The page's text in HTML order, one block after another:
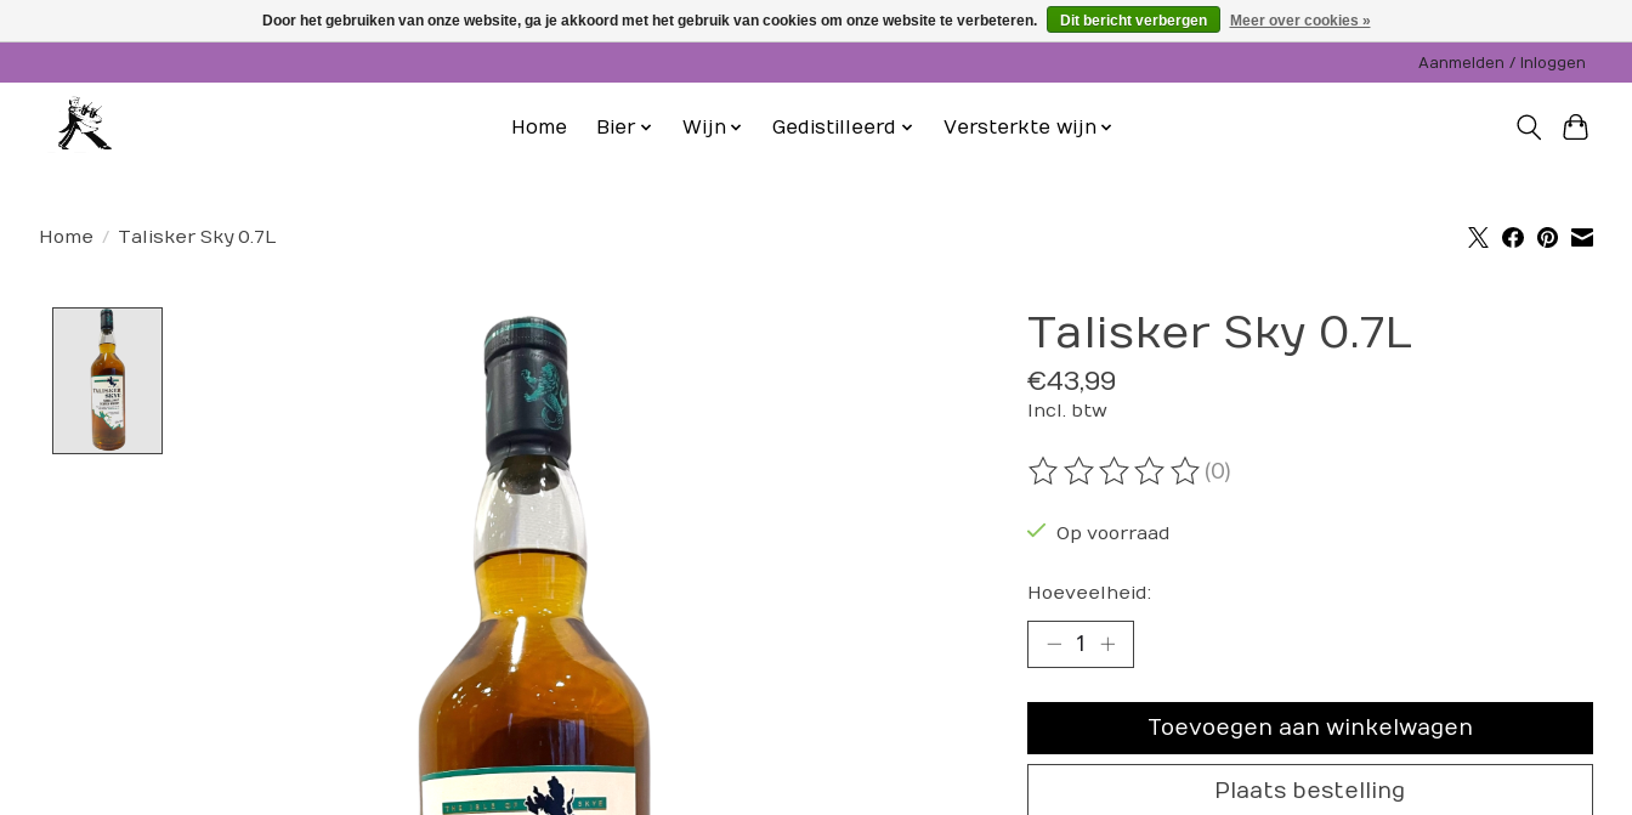
Aanmelden / Inloggen
Home Bier Wijn Gedistilleerd Versterkte wijn
Home / Talisker Sky 0.7L
Product image slideshow Items Talisker Sky 0.7L
€43,99
Incl. btw
De beoordeling van dit product is
(0)
Op voorraad
Hoeveelheid:
Toevoegen aan winkelwagen
Plaats bestelling
Door het gebruiken van onze website, ga je akkoord met het gebruik van cookies om onze website te verbeteren. Dit bericht verbergen Meer over cookies »